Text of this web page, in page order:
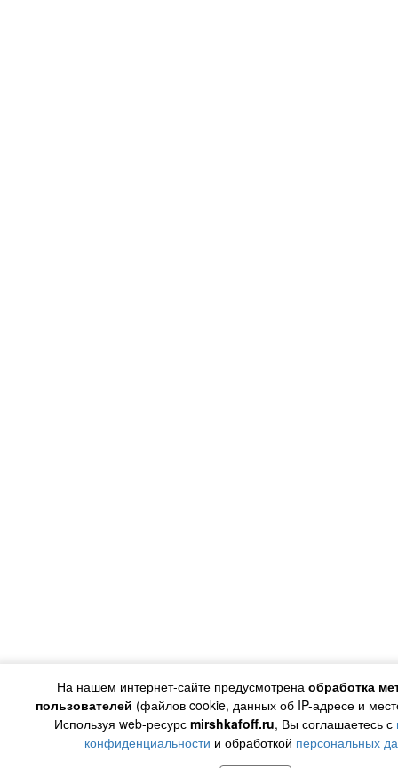
На нашем интернет-сайте предусмотрена обработка
пользователей (файлов cookie, данных об IP-адресе и
Используя web-ресурс mirshkafoff.ru, Вы соглашаетесь с
конфиденциальности и обработкой персональных